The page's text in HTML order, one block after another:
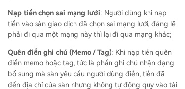
Nạp tiền chọn sai mạng lưới: Người dùng khi nạp
tiền vào sàn giao dịch đã chọn sai mạng lưới, đáng lẽ
phải đi qua một mạng này thì lại đi qua mạng khác;
Quên điền ghi chú (Memo / Tag): Khi nạp tiền quên
điền memo hoặc tag, tức là phần ghi chú nhận dạng
bổ sung mà sàn yêu cầu người dùng điền, tiền đã
đến địa chỉ của sàn nhưng không tự động quy vào tài